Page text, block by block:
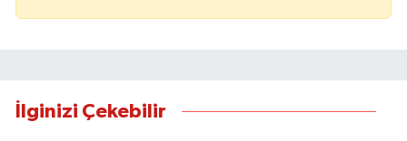
İlginizi Çekebilir